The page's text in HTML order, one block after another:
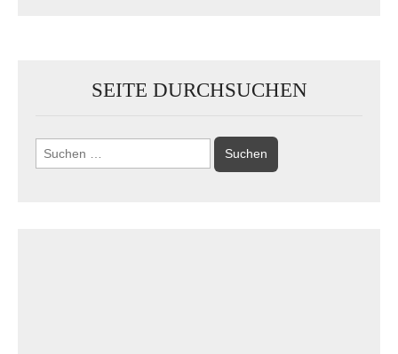
SEITE DURCHSUCHEN
Suchen
nach: